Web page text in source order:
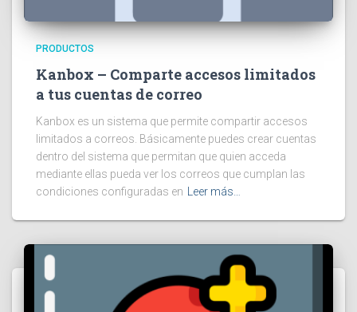
PRODUCTOS
Kanbox – Comparte accesos limitados
a tus cuentas de correo
Kanbox es un sistema que permite compartir accesos
limitados a correos. Básicamente puedes crear cuentas
dentro del sistema que permitan que quien acceda
mediante ellas pueda ver los correos que cumplan las
condiciones configuradas en
Leer más…